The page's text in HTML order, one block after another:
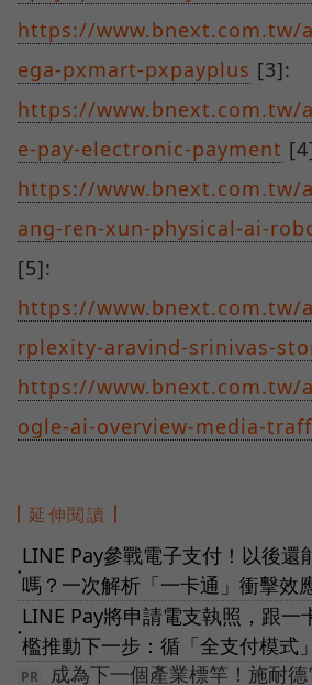
https://www.bnext.com.tw/
ega-pxmart-pxpayplus [3]:
https://www.bnext.com.tw/
e-pay-electronic-payment
https://www.bnext.com.tw/
ang-ren-xun-physical-ai-
[5]:
https://www.bnext.com.tw/
rplexity-aravind-srinivas-
https://www.bnext.com.tw/
ogle-ai-overview-media-
延伸閱讀
●
LINE Pay參戰電子支付！以後還
嗎？一次解析「一卡通」衝擊效
●
LINE Pay將申請電支執照，跟一
檻推動下一步：循「全支付模式
成為下一個產業標竿！施耐